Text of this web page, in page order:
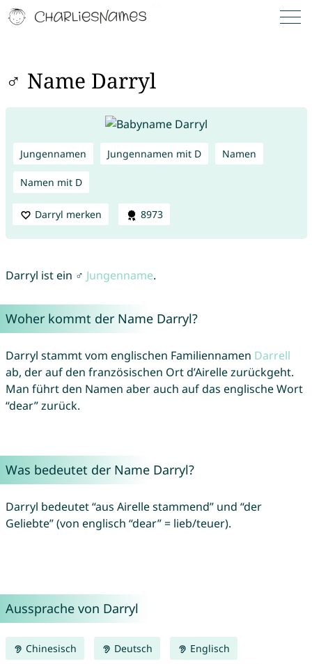
♂ Name Darryl
Jungennamen Jungennamen mit D Namen
Namen mit D
Darryl merken 8973
Darryl ist ein ♂ Jungenname.
Woher kommt der Name Darryl?
Darryl stammt vom englischen Familiennamen Darrell
ab, der auf den französischen Ort d’Airelle zurückgeht.
Man führt den Namen aber auch auf das englische Wort
“dear” zurück.
Was bedeutet der Name Darryl?
Darryl bedeutet “aus Airelle stammend” und “der
Geliebte” (von englisch “dear” = lieb/teuer).
Aussprache von Darryl
Chinesisch Deutsch Englisch